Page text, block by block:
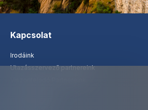
Kapcsolat
Irodáink
Utazásszervező partnereink